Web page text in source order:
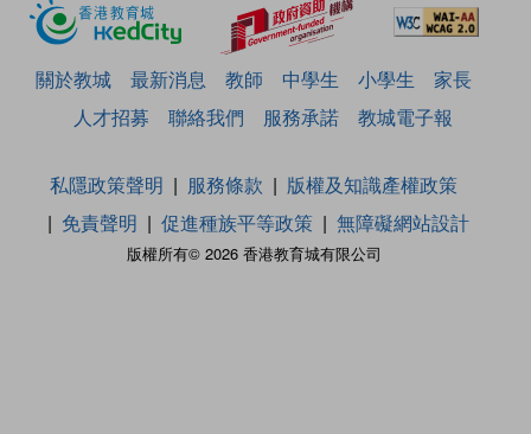
關於教城 最新消息 教師 中學生 小學生
家長
人才招募
聯絡我們 服務承諾 教城電子報
版權所有© 2026 香港教育城有限公司
私隱政策聲明 服務條款
版權及知識產權政策
免責聲明
促進種族平等政策 無障礙網站設計